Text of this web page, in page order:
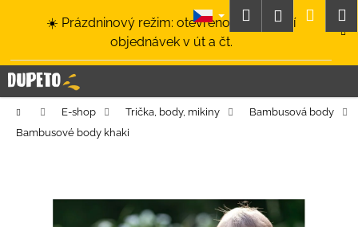
☀️ Prázdninový režim: otevřeno a odesílání
objednávek v út a čt.
HledatPřihlášení
Domů E-shop Trička, body, mikiny
Bambusová body
Bambusové body khaki
í
k C
o
p